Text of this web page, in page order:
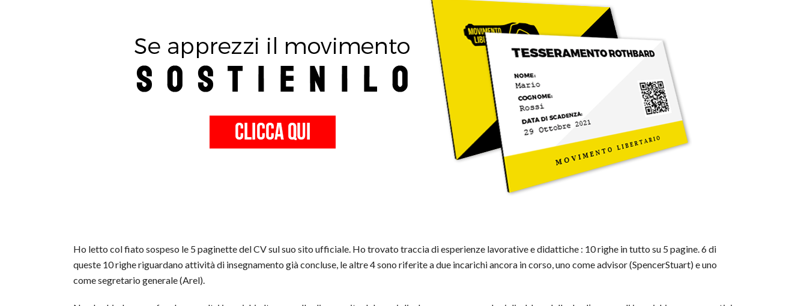
Ho letto col fiato sospeso le 5 paginette del CV sul suo sito ufficiale. Ho trovato traccia di esperienze lavorative e didattiche : 10 righe in tutto su 5 pagine. 6 di
queste 10 righe riguardano attività di insegnamento già concluse, le altre 4 sono riferite a due incarichi ancora in corso, uno come advisor (SpencerStuart) e uno
come segretario generale (Arel).